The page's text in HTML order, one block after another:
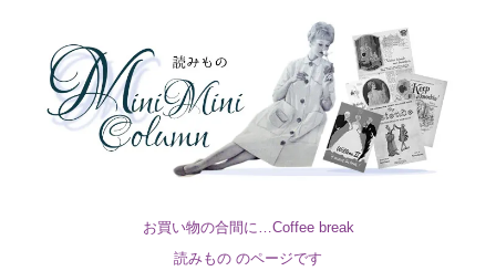
お買い物の合間に…Coffee break
読みもの のページです